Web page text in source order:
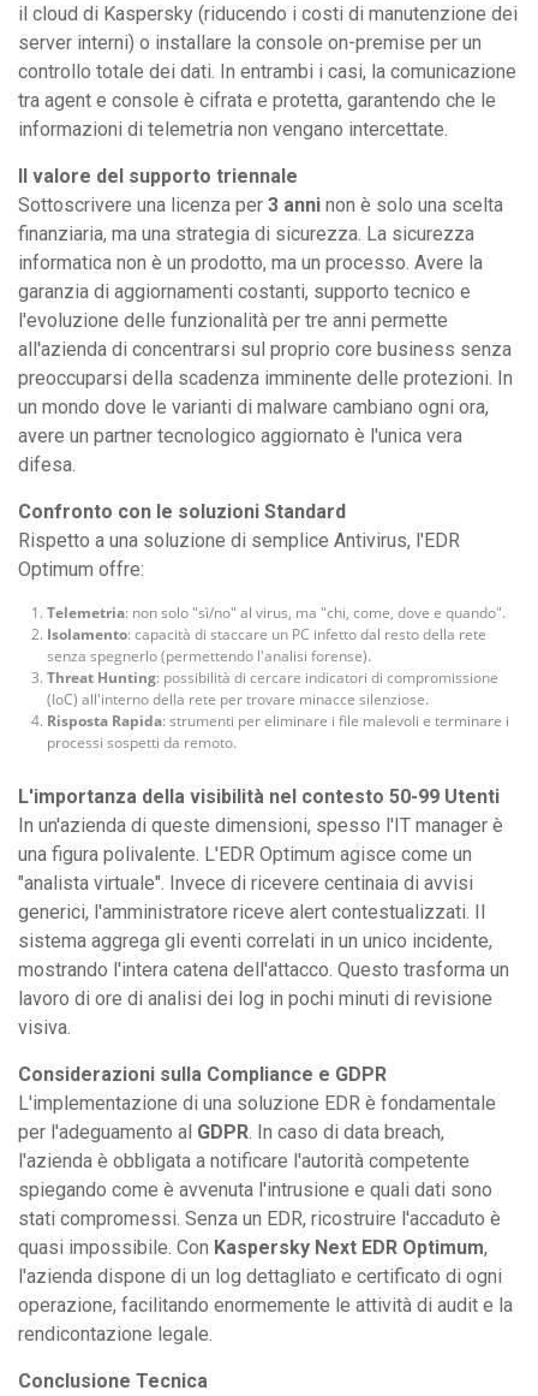
il cloud di Kaspersky (riducendo i costi di manutenzione dei
server interni) o installare la console on-premise per un
controllo totale dei dati. In entrambi i casi, la comunicazione
tra agent e console è cifrata e protetta, garantendo che le
informazioni di telemetria non vengano intercettate.
Il valore del supporto triennale
Sottoscrivere una licenza per 3 anni non è solo una scelta
finanziaria, ma una strategia di sicurezza. La sicurezza
informatica non è un prodotto, ma un processo. Avere la
garanzia di aggiornamenti costanti, supporto tecnico e
l'evoluzione delle funzionalità per tre anni permette
all'azienda di concentrarsi sul proprio core business senza
preoccuparsi della scadenza imminente delle protezioni. In
un mondo dove le varianti di malware cambiano ogni ora,
avere un partner tecnologico aggiornato è l'unica vera
difesa.
Confronto con le soluzioni Standard
Rispetto a una soluzione di semplice Antivirus, l'EDR
Optimum offre:
Telemetria: non solo "sì/no" al virus, ma "chi, come, dove e quando".
Isolamento: capacità di staccare un PC infetto dal resto della rete
senza spegnerlo (permettendo l'analisi forense).
Threat Hunting: possibilità di cercare indicatori di compromissione
(IoC) all'interno della rete per trovare minacce silenziose.
Risposta Rapida: strumenti per eliminare i file malevoli e terminare i
processi sospetti da remoto.
L'importanza della visibilità nel contesto 50-99 Utenti
In un'azienda di queste dimensioni, spesso l'IT manager è
una figura polivalente. L'EDR Optimum agisce come un
"analista virtuale". Invece di ricevere centinaia di avvisi
generici, l'amministratore riceve alert contestualizzati. Il
sistema aggrega gli eventi correlati in un unico incidente,
mostrando l'intera catena dell'attacco. Questo trasforma un
lavoro di ore di analisi dei log in pochi minuti di revisione
visiva.
Considerazioni sulla Compliance e GDPR
L'implementazione di una soluzione EDR è fondamentale
per l'adeguamento al GDPR. In caso di data breach,
l'azienda è obbligata a notificare l'autorità competente
spiegando come è avvenuta l'intrusione e quali dati sono
stati compromessi. Senza un EDR, ricostruire l'accaduto è
quasi impossibile. Con Kaspersky Next EDR Optimum,
l'azienda dispone di un log dettagliato e certificato di ogni
operazione, facilitando enormemente le attività di audit e la
rendicontazione legale.
Conclusione Tecnica